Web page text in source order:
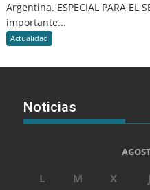
Argentina. ESPECIAL PARA EL
importante...
Actualidad
Noticias
L M X J